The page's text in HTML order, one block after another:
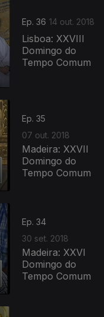
Ep. 36 14 out. 2018
Lisboa: XXVIII
Domingo do
Tempo Comum
Ep. 35
07 out. 2018
Madeira: XXVII
Domingo do
Tempo Comum
Ep. 34
30 set. 2018
Madeira: XXVI
Domingo do
Tempo Comum